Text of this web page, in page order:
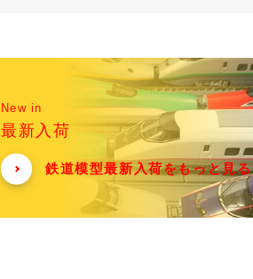
New in
最新入荷
鉄道模型最新入荷をもっと見る